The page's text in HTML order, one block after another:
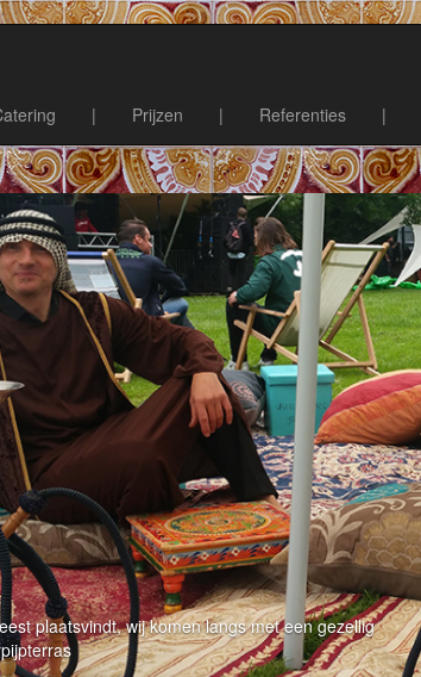
| Prijzen | Referenties |
plaatsvindt, wij komen langs met een gezellig